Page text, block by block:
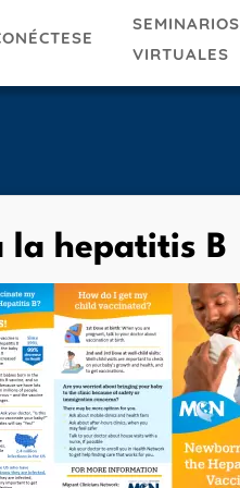
SEMINARIOS
VIRTUALES
la hepatitis B